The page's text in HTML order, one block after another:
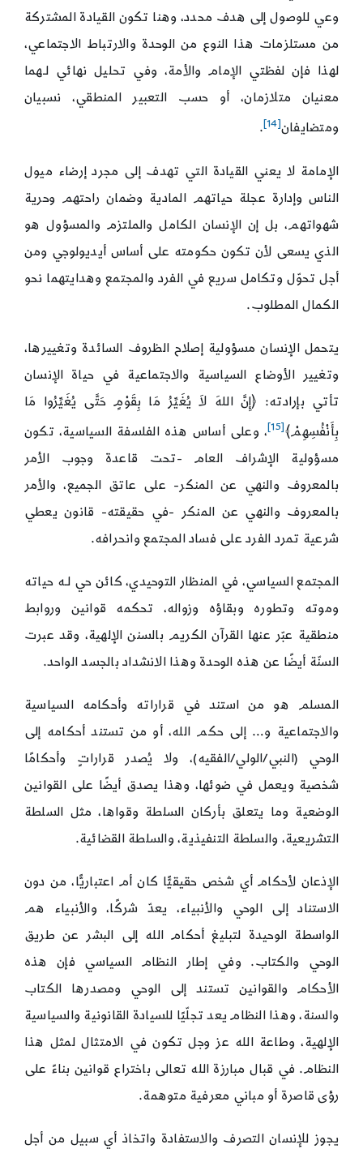
وعي للوصول إلى هدف محدد، وهنا تكون القيادة المشتركة
من مستلزمات هذا النوع من الوحدة والارتباط الاجتماعي،
لهذا فإن لفظتي الإمام والأمة، وفي تحليل نهائي لـهما
معنيان متلازمان، أو حسب التعبير المنطقي، نسبيان
ومتضايفان[14]
.
الإمامة لا يعني القيادة التي تهدف إلى مجرد إرضاء ميول
الناس وإدارة عجلة حياتهم المادية وضمان راحتهم وحرية
شهواتهم، بل إن الإنسان الكامل والملتزم والمسؤول هو
الذي يسعى لأن تكون حكومته على أساس أيديولوجي ومن
أجل تحوّل وتكامل سريع في الفرد والمجتمع وهدايتهما نحو
الكمال المطلوب.
يتحمل الإنسان مسؤولية إصلاح الظروف السائدة وتغييرها،
وتغيير الأوضاع السياسية والاجتماعية في حياة الإنسان
تأتي بإرادته: ﴿إِنَّ اللهَ لاَ يُغَيِّرُ مَا بِقَوْمٍ حَتَّى يُغَيِّرُوا مَا
بِأَنْفُسِهِمْ﴾[15]
، وعلى أساس هذه الفلسفة السياسية، تكون
مسؤولية الإشراف العام -تحت قاعدة وجوب الأمر
بالمعروف والنهي عن المنكر- على عاتق الجميع، والأمر
بالمعروف والنهي عن المنكر -في حقيقته- قانون يعطي
شرعية تمرد الفرد على فساد المجتمع وانحرافه.
المجتمع السياسي، في المنظار التوحيدي، كائن حي لـه حياته
وموته وتطوره وبقاؤه وزواله، تحكمه قوانين وروابط
منطقية عبّر عنها القرآن الكريم بالسنن الإلهية، وقد عبرت
السنّة أيضًا عن هذه الوحدة وهذا الانشداد بالجسد الواحد.
المسلم هو من استند في قراراته وأحكامه السياسية
والاجتماعية و… إلى حكم الله، أو من تستند أحكامه إلى
الوحي (النبي/الولي/الفقيه)، ولا يُصدر قراراتٍ وأحكامًا
شخصية ويعمل في ضوئها، وهذا يصدق أيضًا على القوانين
الوضعية وما يتعلق بأركان السلطة وقواها، مثل السلطة
التشريعية، والسلطة التنفيذية، والسلطة القضائية.
الإذعان لأحكام أي شخص حقيقيًّا كان أم اعتباريًّا، من دون
الاستناد إلى الوحي والأنبياء، يعدّ شركًا، والأنبياء هم
الواسطة الوحيدة لتبليغ أحكام الله إلى البشر عن طريق
الوحي والكتاب. وفي إطار النظام السياسي فإن هذه
الأحكام والقوانين تستند إلى الوحي ومصدرها الكتاب
والسنة، وهذا النظام يعد تجلّيًا للسيادة القانونية والسياسية
الإلهية، وطاعة الله عز وجل تكون في الامتثال لمثل هذا
النظام. في قبال مبارزة الله تعالى باختراع قوانين بناءً على
رؤى قاصرة أو مباني معرفية متوهمة.
يجوز للإنسان التصرف والاستفادة واتخاذ أي سبيل من أجل